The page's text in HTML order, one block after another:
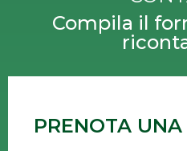
Compila il
PRENOTA